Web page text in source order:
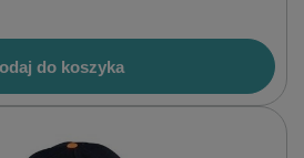
do koszyka